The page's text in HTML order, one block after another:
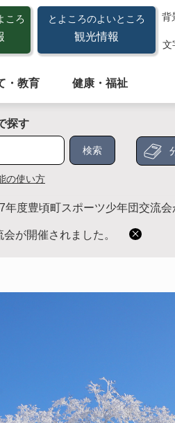
ころ とよころのよいところ
観光情報
背
文
・教育 健康・福祉
探す
の使い方
年度豊頃町スポーツ少年団交流会
が開催されました。